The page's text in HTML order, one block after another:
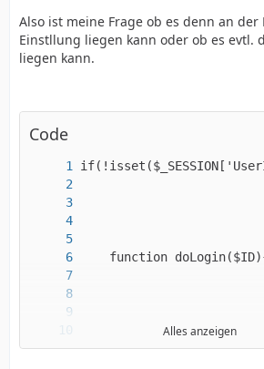
Also ist meine Frage ob es denn an der
Einstllung liegen kann oder ob es evtl.
liegen kann.
Code
Alles anzeigen